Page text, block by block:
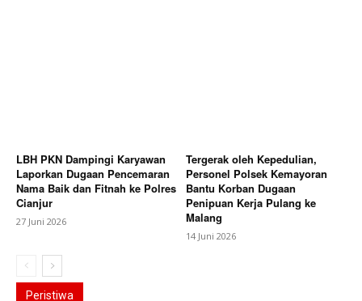
LBH PKN Dampingi Karyawan
Laporkan Dugaan Pencemaran
Nama Baik dan Fitnah ke Polres
Cianjur
27 Juni 2026
Tergerak oleh Kepedulian,
Personel Polsek Kemayoran
Bantu Korban Dugaan
Penipuan Kerja Pulang ke
Malang
14 Juni 2026
Peristiwa